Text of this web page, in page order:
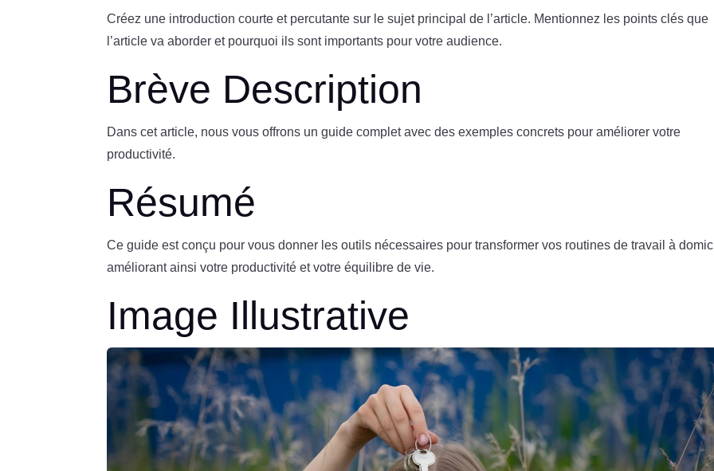
Créez une introduction courte et percutante sur le sujet principal de l’article. Mentionnez les points clés que
l’article va aborder et pourquoi ils sont importants pour votre audience.
Brève Description
Dans cet article, nous vous offrons un guide complet avec des exemples concrets pour améliorer votre
productivité.
Résumé
Ce guide est conçu pour vous donner les outils nécessaires pour transformer vos routines de travail à
améliorant ainsi votre productivité et votre équilibre de vie.
Image Illustrative